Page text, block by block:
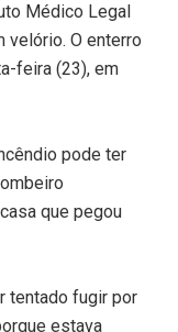
Médico Legal
velório. O enterro
feira (23), em
pode ter
que pegou
tentado fugir por
estava